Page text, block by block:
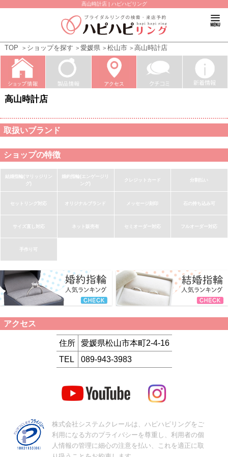
高山時計店 | ハピハピリング
TOP ショップを探す 愛媛県 松山市 高山時計店
高山時計店
取扱いブランド
ショップの特徴
結婚指輪(マリッジリン
グ)
婚約指輪(エンゲージリ
ング)
クレジットカード 分割払い
セットリング対応 オリジナルブランド メッセージ刻印 石の持ち込み可
サイズ直し対応 ネット販売有 セミオーダー対応 フルオーダー対応
手作り可
アクセス
住所
愛媛県松山市本町2-4-16
TEL
089-943-3983
株式会社システムクレールは、ハピハピリングをご
利用になる方のプライバシーを尊重し、利用者の個
人情報の管理に細心の注意を払い、これを適正に取